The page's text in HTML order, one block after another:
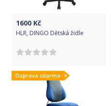
1600 Kč
HLR, DINGO Dětská židle
Doprava zdarma